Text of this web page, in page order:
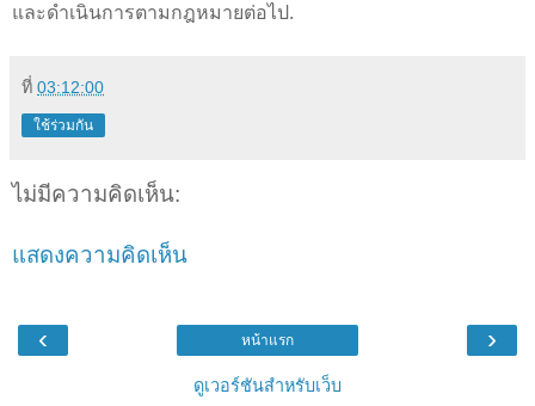
และดำเนินการตามกฎหมายต่อไป.
ที่ 03:12:00
ใช้ร่วมกัน
ไม่มีความคิดเห็น:
แสดงความคิดเห็น
‹ ›
หน้าแรก
ดูเวอร์ชันสำหรับเว็บ